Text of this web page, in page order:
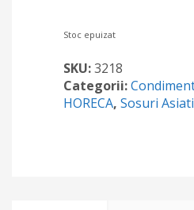
Stoc epuizat
SKU:3218
Categorii:
HORECA, Sosuri